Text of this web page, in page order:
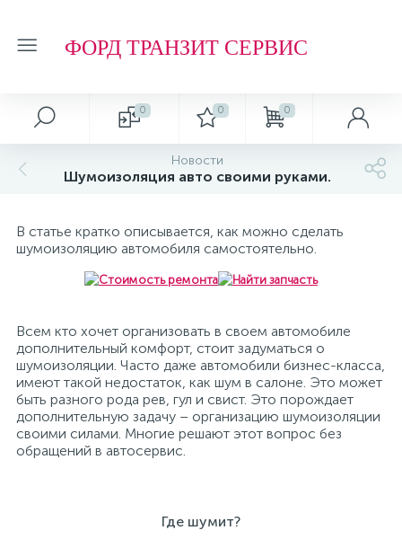
ФОРД ТРАНЗИТ СЕРВИС
0 0 0
Новости
Шумоизоляция авто своими руками.
В статье кратко описывается, как можно сделать
шумоизоляцию автомобиля самостоятельно.
Всем кто хочет организовать в своем автомобиле
дополнительный комфорт, стоит задуматься о
шумоизоляции. Часто даже автомобили бизнес-класса,
имеют такой недостаток, как шум в салоне. Это может
быть разного рода рев, гул и свист. Это порождает
дополнительную задачу – организацию шумоизоляции
своими силами. Многие решают этот вопрос без
обращений в автосервис.
Где шумит?